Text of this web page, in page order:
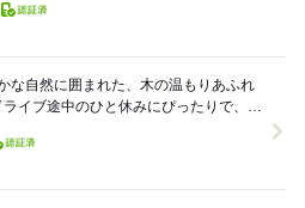
イブ途中のひと休みにぴったりで、森